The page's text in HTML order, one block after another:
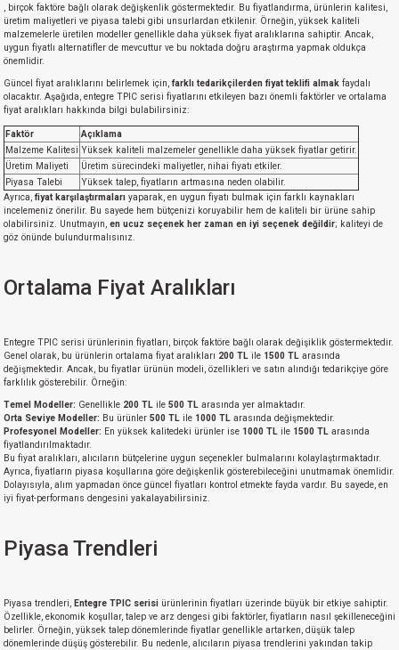
, birçok faktöre bağlı olarak değişkenlik göstermektedir. Bu fiyatlandırma, ürünlerin kalitesi,
üretim maliyetleri ve piyasa talebi gibi unsurlardan etkilenir. Örneğin, yüksek kaliteli
malzemelerle üretilen modeller genellikle daha yüksek fiyat aralıklarına sahiptir. Ancak,
uygun fiyatlı alternatifler de mevcuttur ve bu noktada doğru araştırma yapmak oldukça
önemlidir.
Güncel fiyat aralıklarını belirlemek için, farklı tedarikçilerden fiyat teklifi almak faydalı
olacaktır. Aşağıda, entegre TPIC serisi fiyatlarını etkileyen bazı önemli faktörler ve ortalama
fiyat aralıkları hakkında bilgi bulabilirsiniz:
Faktör
Açıklama
Malzeme Kalitesi Yüksek kaliteli malzemeler genellikle daha yüksek fiyatlar getirir.
Üretim Maliyeti
Üretim sürecindeki maliyetler, nihai fiyatı etkiler.
Piyasa Talebi
Yüksek talep, fiyatların artmasına neden olabilir.
Ayrıca, fiyat karşılaştırmaları yaparak, en uygun fiyatı bulmak için farklı kaynakları
incelemeniz önerilir. Bu sayede hem bütçenizi koruyabilir hem de kaliteli bir ürüne sahip
olabilirsiniz. Unutmayın, en ucuz seçenek her zaman en iyi seçenek değildir; kaliteyi de
göz önünde bulundurmalısınız.
Ortalama Fiyat Aralıkları
Entegre TPIC serisi ürünlerinin fiyatları, birçok faktöre bağlı olarak değişiklik göstermektedir.
Genel olarak, bu ürünlerin ortalama fiyat aralıkları 200 TL ile 1500 TL arasında
değişmektedir. Ancak, bu fiyatlar ürünün modeli, özellikleri ve satın alındığı tedarikçiye göre
farklılık gösterebilir. Örneğin:
Temel Modeller: Genellikle 200 TL ile 500 TL arasında yer almaktadır.
Orta Seviye Modeller: Bu ürünler 500 TL ile 1000 TL arasında değişmektedir.
Profesyonel Modeller: En yüksek kalitedeki ürünler ise 1000 TL ile 1500 TL arasında
fiyatlandırılmaktadır.
Bu fiyat aralıkları, alıcıların bütçelerine uygun seçenekler bulmalarını kolaylaştırmaktadır.
Ayrıca, fiyatların piyasa koşullarına göre değişkenlik gösterebileceğini unutmamak önemlidir.
Dolayısıyla, alım yapmadan önce güncel fiyatları kontrol etmekte fayda vardır. Bu sayede, en
iyi fiyat-performans dengesini yakalayabilirsiniz.
Piyasa Trendleri
Piyasa trendleri, Entegre TPIC serisi ürünlerinin fiyatları üzerinde büyük bir etkiye sahiptir.
Özellikle, ekonomik koşullar, talep ve arz dengesi gibi faktörler, fiyatların nasıl şekilleneceğini
belirler. Örneğin, yüksek talep dönemlerinde fiyatlar genellikle artarken, düşük talep
dönemlerinde düşüş gösterebilir. Bu nedenle, alıcıların piyasa trendlerini yakından takip